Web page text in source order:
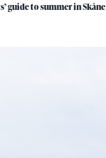
guide to summer in Skåne